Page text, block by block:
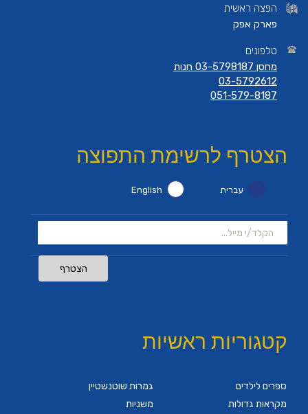
הפצה ראשית
פארק אפק
טלפונים
מחסן 03-5798187 חנות
03-5792612
051-579-8187
הצטרף לרשימת התפוצה
עברית English
הצטרף
קטגוריות ראשיות
גמרות שוטנשטיין
משניות
ספרים לילדים
מקראות גדולות